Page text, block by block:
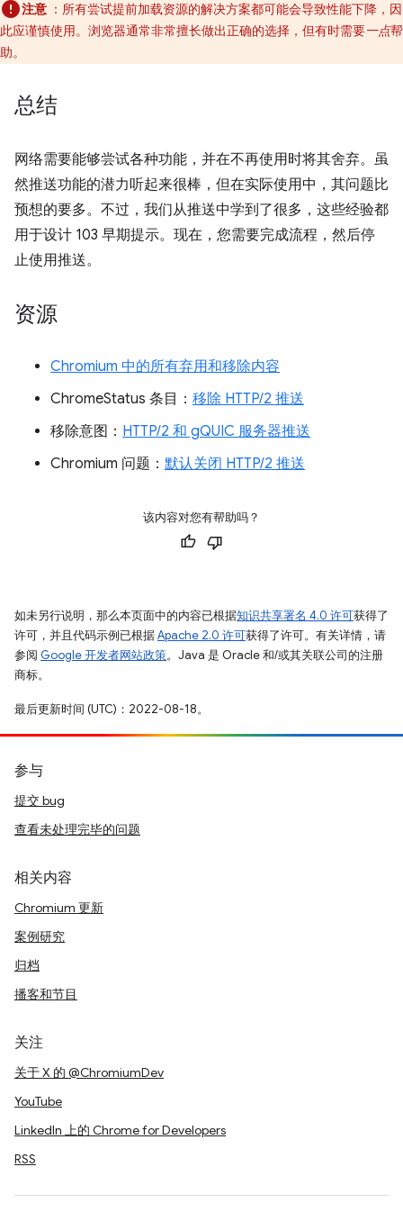
注意 ：所有尝试提前加载资源的解决方案都可能会导致性能下降，因
此应谨慎使用。浏览器通常非常擅长做出正确的选择，但有时需要一点帮
助。
总结
网络需要能够尝试各种功能，并在不再使用时将其舍弃。虽
然推送功能的潜力听起来很棒，但在实际使用中，其问题比
预想的要多。不过，我们从推送中学到了很多，这些经验都
用于设计 103 早期提示。现在，您需要完成流程，然后停
止使用推送。
资源
Chromium 中的所有弃用和移除内容
ChromeStatus 条目： 移除 HTTP/2 推送
移除意图： HTTP/2 和 gQUIC 服务器推送
Chromium 问题： 默认关闭 HTTP/2 推送
该内容对您有帮助吗？
如未另行说明，那么本页面中的内容已根据知识共享署名 4.0 许可获得了
许可，并且代码示例已根据Apache 2.0 许可获得了许可。有关详情，请
参阅 Google 开发者网站政策。Java 是 Oracle 和/或其关联公司的注册
商标。
最后更新时间 (UTC)：2022-08-18。
参与
提交 bug
查看未处理完毕的问题
相关内容
Chromium 更新
案例研究
归档
播客和节目
关注
关于 X 的 @ChromiumDev
YouTube
LinkedIn 上的 Chrome for Developers
RSS